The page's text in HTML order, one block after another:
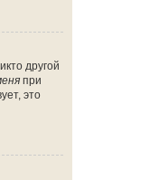
другой
при
это